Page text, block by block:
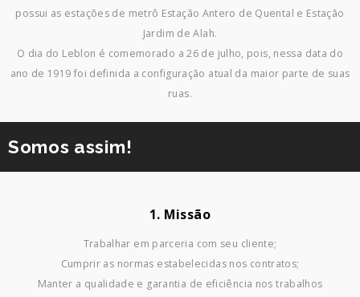
possui as estações de metrô Estação Antero de Quental e Estação
Jardim de Alah.
O dia do Leblon é comemorado a 26 de julho, pois, nessa data do
ano de 1919 foi definida a configuração atual da maior parte de suas
ruas.
Somos assim!
1. Missão
Trabalhar em parceria com seu cliente;
Cumprir as normas estabelecidas nos contratos;
Manter a qualidade e garantia de eficiência nos trabalhos